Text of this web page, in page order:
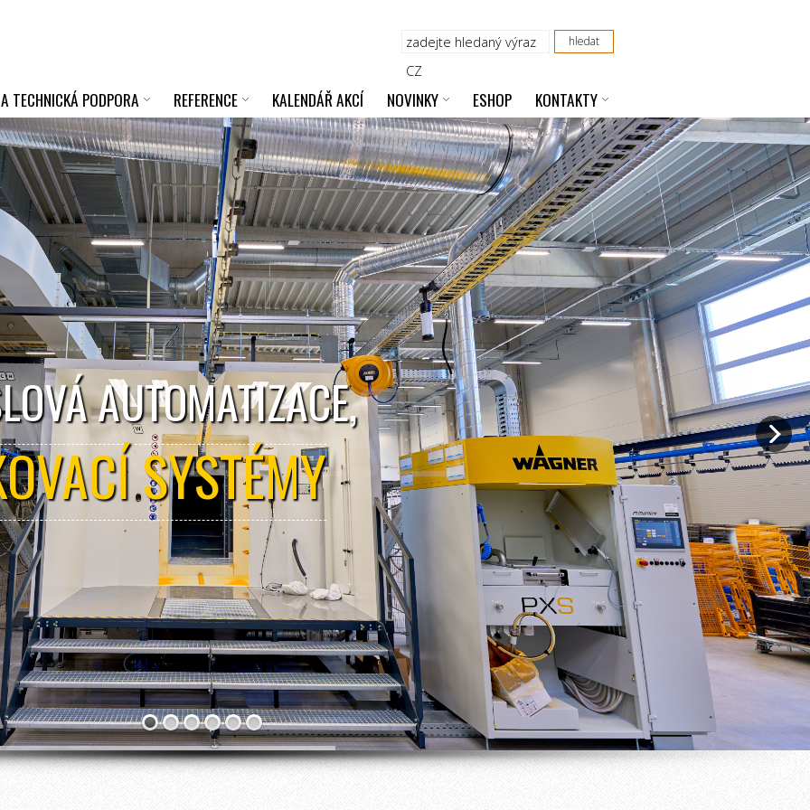
CZ
TECHNICKÁ PODPORA REFERENCE KALENDÁŘ AKCÍ NOVINKY ESHOP KONTAKTY
AUTOMATIZACE,
SYSTÉMY